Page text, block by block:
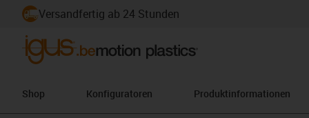
Versandfertig ab 24 Stunden
Shop Konfiguratoren Produktinformationen